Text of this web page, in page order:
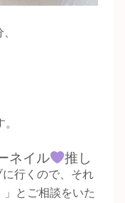
ネイル
推し
行くので、それ
とご相談をいた